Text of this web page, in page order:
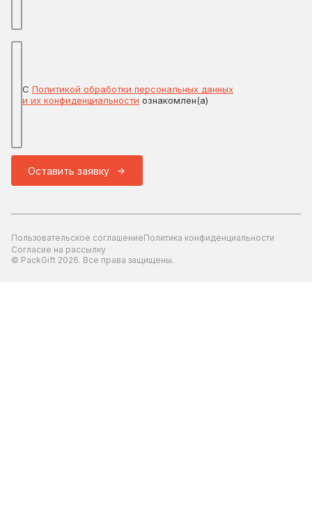
С Политикой обработки персональных данных
и их конфиденциальности ознакомлен(а)
Оставить заявку
Пользовательское соглашениеПолитика конфиденциальности
Согласие на рассылку
© PackGift 2026. Все права защищены.